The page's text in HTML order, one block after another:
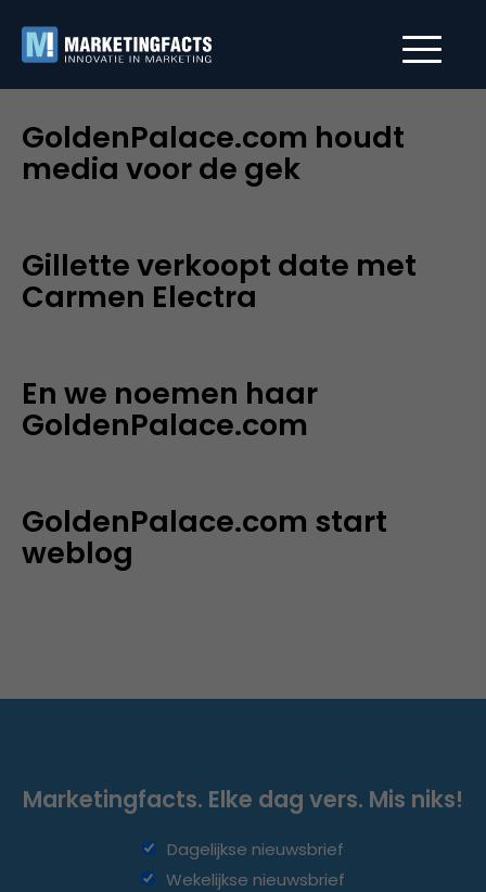
GoldenPalace.com houdt
media voor de gek
Gillette verkoopt date met
Carmen Electra
En we noemen haar
GoldenPalace.com
GoldenPalace.com start
weblog
Marketingfacts. Elke dag vers. Mis niks!
Dagelijkse nieuwsbrief
Wekelijkse nieuwsbrief